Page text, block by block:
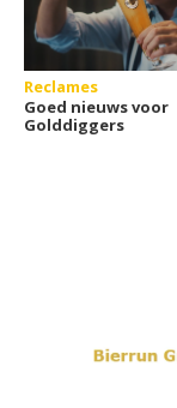
Reclames
Goed nieuws voor
Golddiggers